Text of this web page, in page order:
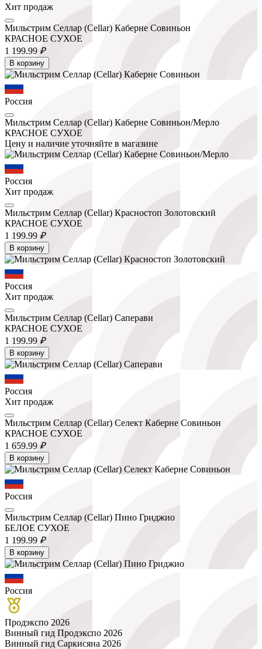
Хит продаж
Мильстрим Селлар (Cellar) Каберне Совиньон
КРАСНОЕ СУХОЕ
1 199.99 ₽
В корзину
Россия
Мильстрим Селлар (Cellar) Каберне Совиньон/Мерло
КРАСНОЕ СУХОЕ
Цену и наличие уточняйте в магазине
Россия
Хит продаж
Мильстрим Селлар (Cellar) Красностоп Золотовский
КРАСНОЕ СУХОЕ
1 199.99 ₽
В корзину
Россия
Хит продаж
Мильстрим Селлар (Cellar) Саперави
КРАСНОЕ СУХОЕ
1 199.99 ₽
В корзину
Россия
Хит продаж
Мильстрим Селлар (Cellar) Селект Каберне Совиньон
КРАСНОЕ СУХОЕ
1 659.99 ₽
В корзину
Россия
Мильстрим Селлар (Cellar) Пино Гриджио
БЕЛОЕ СУХОЕ
1 199.99 ₽
В корзину
Россия
Продэкспо 2026
Винный гид Продэкспо 2026
Винный гид Саркисяна 2026